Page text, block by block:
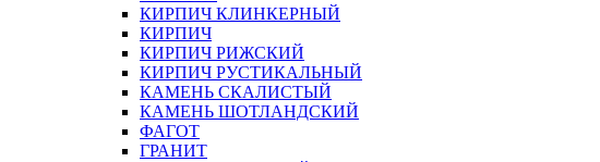
КИРПИЧ КЛИНКЕРНЫЙ
КИРПИЧ
КИРПИЧ РИЖСКИЙ
КИРПИЧ РУСТИКАЛЬНЫЙ
КАМЕНЬ СКАЛИСТЫЙ
КАМЕНЬ ШОТЛАНДСКИЙ
ФАГОТ
ГРАНИТ